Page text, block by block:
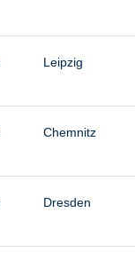
Leipzig
Chemnitz
Dresden